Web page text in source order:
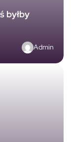
byłby
Admin